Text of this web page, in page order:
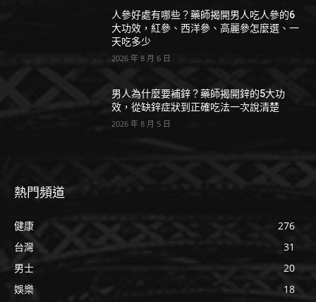
人參好處有哪些？藥師揭開男人吃人參的6
大功效，紅參、西洋參、高麗參怎麼選、一
天吃多少
2026 年 8 月 6 日
男人為什麼要補鋅？藥師揭開鋅的5大功
效，從缺鋅症狀到正確吃法一次說清楚
2026 年 8 月 5 日
熱門頻道
健康
276
台灣
31
男士
20
娛樂
18